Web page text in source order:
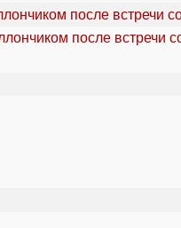
после встречи